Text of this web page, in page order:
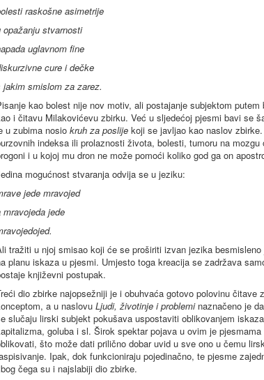
raskošne asimetrije
opažanju stvarnosti
uglavnom fine
cure i dečke
jakim smislom za zarez.
kao bolest nije nov motiv, ali postajanje subjektom
i čitavu Milakovićevu zbirku. Već u sljedećoj pjesmi bavi se
u zubima nosio kruh za poslije koji se javljao kao naslov
indeksa ili prolaznosti života, bolesti, tumoru na
i u kojoj mu dron ne može pomoći koliko god ga on
mogućnost stvaranja odvija se u jeziku:
jede mravojed
mravojeda jede
tražiti u njoj smisao koji će se proširiti izvan jezika
planu iskaza u pjesmi. Umjesto toga kreacija se zadržava
književni postupak.
dio zbirke najopsežniji je i obuhvaća gotovo polovinu čitave
a u naslovu Ljudi, životinje i problemi naznačeno je
slučaju lirski subjekt pokušava uspostaviti oblikovanjem
goluba i sl. Širok spektar pojava u ovim je
što može dati prilično dobar uvid u sve ono u čemu
Ipak, dok funkcioniraju pojedinačno, te pjesme
čega su i najslabiji dio zbirke.